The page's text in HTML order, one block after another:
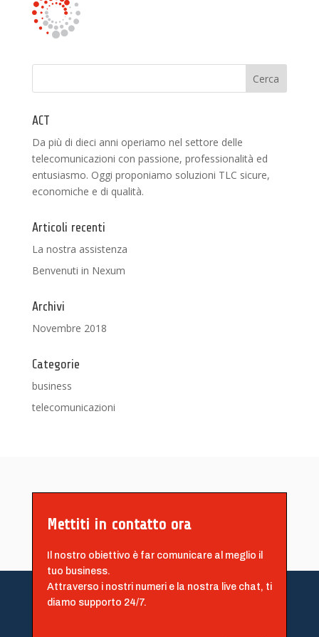
ACT
Da più di dieci anni operiamo nel settore delle
telecomunicazioni con passione, professionalità ed
entusiasmo. Oggi proponiamo soluzioni TLC sicure,
economiche e di qualità.
Articoli recenti
La nostra assistenza
Benvenuti in Nexum
Archivi
Novembre 2018
Categorie
business
telecomunicazioni
Mettiti in contatto ora
Il nostro obiettivo è far comunicare al meglio il
tuo business.
Attraverso i nostri numeri e la nostra live chat, ti
diamo supporto 24/7.